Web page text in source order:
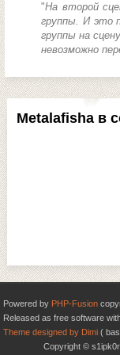
Metalafisha в
"На второй
группы. И это
группы на
невозможно
Powered by PHP-Fusion
Released as free software
Theme designed by Dimi (
Copyright ©